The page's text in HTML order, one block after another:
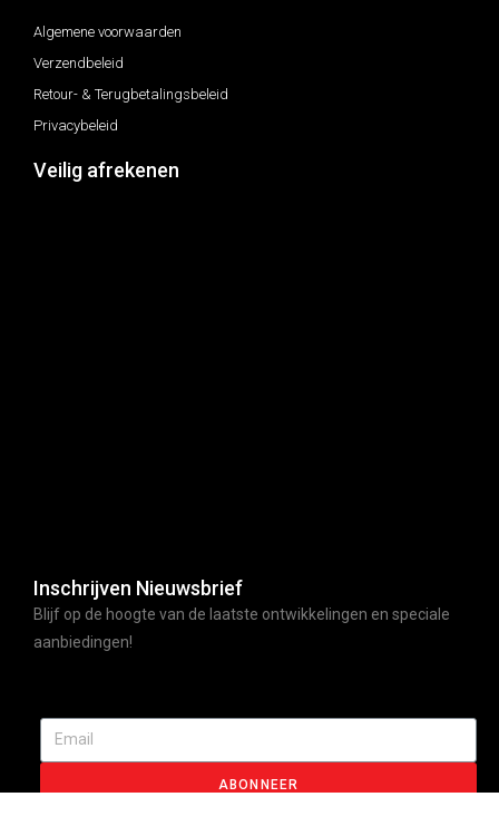
Algemene voorwaarden
Verzendbeleid
Retour- & Terugbetalingsbeleid
Privacybeleid
Veilig afrekenen
Inschrijven Nieuwsbrief
Blijf op de hoogte van de laatste ontwikkelingen en speciale
aanbiedingen!
ABONNEER